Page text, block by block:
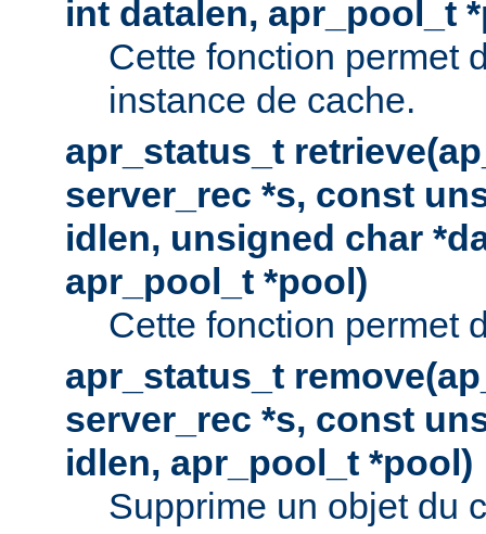
int datalen, apr_pool_t
Cette fonction permet
instance de cache.
apr_status_t
server_rec *s, const
idlen, unsigned char
apr_pool_t *pool)
Cette fonction permet
apr_status_t
server_rec *s, const
idlen, apr_pool_t *pool)
Supprime un objet du